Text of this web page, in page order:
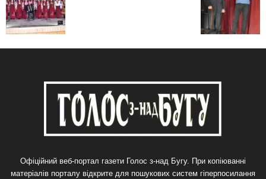
Офіційний веб-портал газети Голос з-над Бугу. При копіюванні
матеріалів порталу відкрите для пошукових систем гіперпосилання